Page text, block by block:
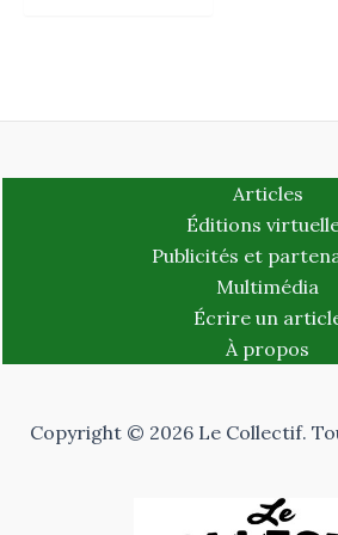
Articles
Éditions
Publicités et
Multimédia
Écrire un
À propos
Copyright © 2026 Le Collectif.